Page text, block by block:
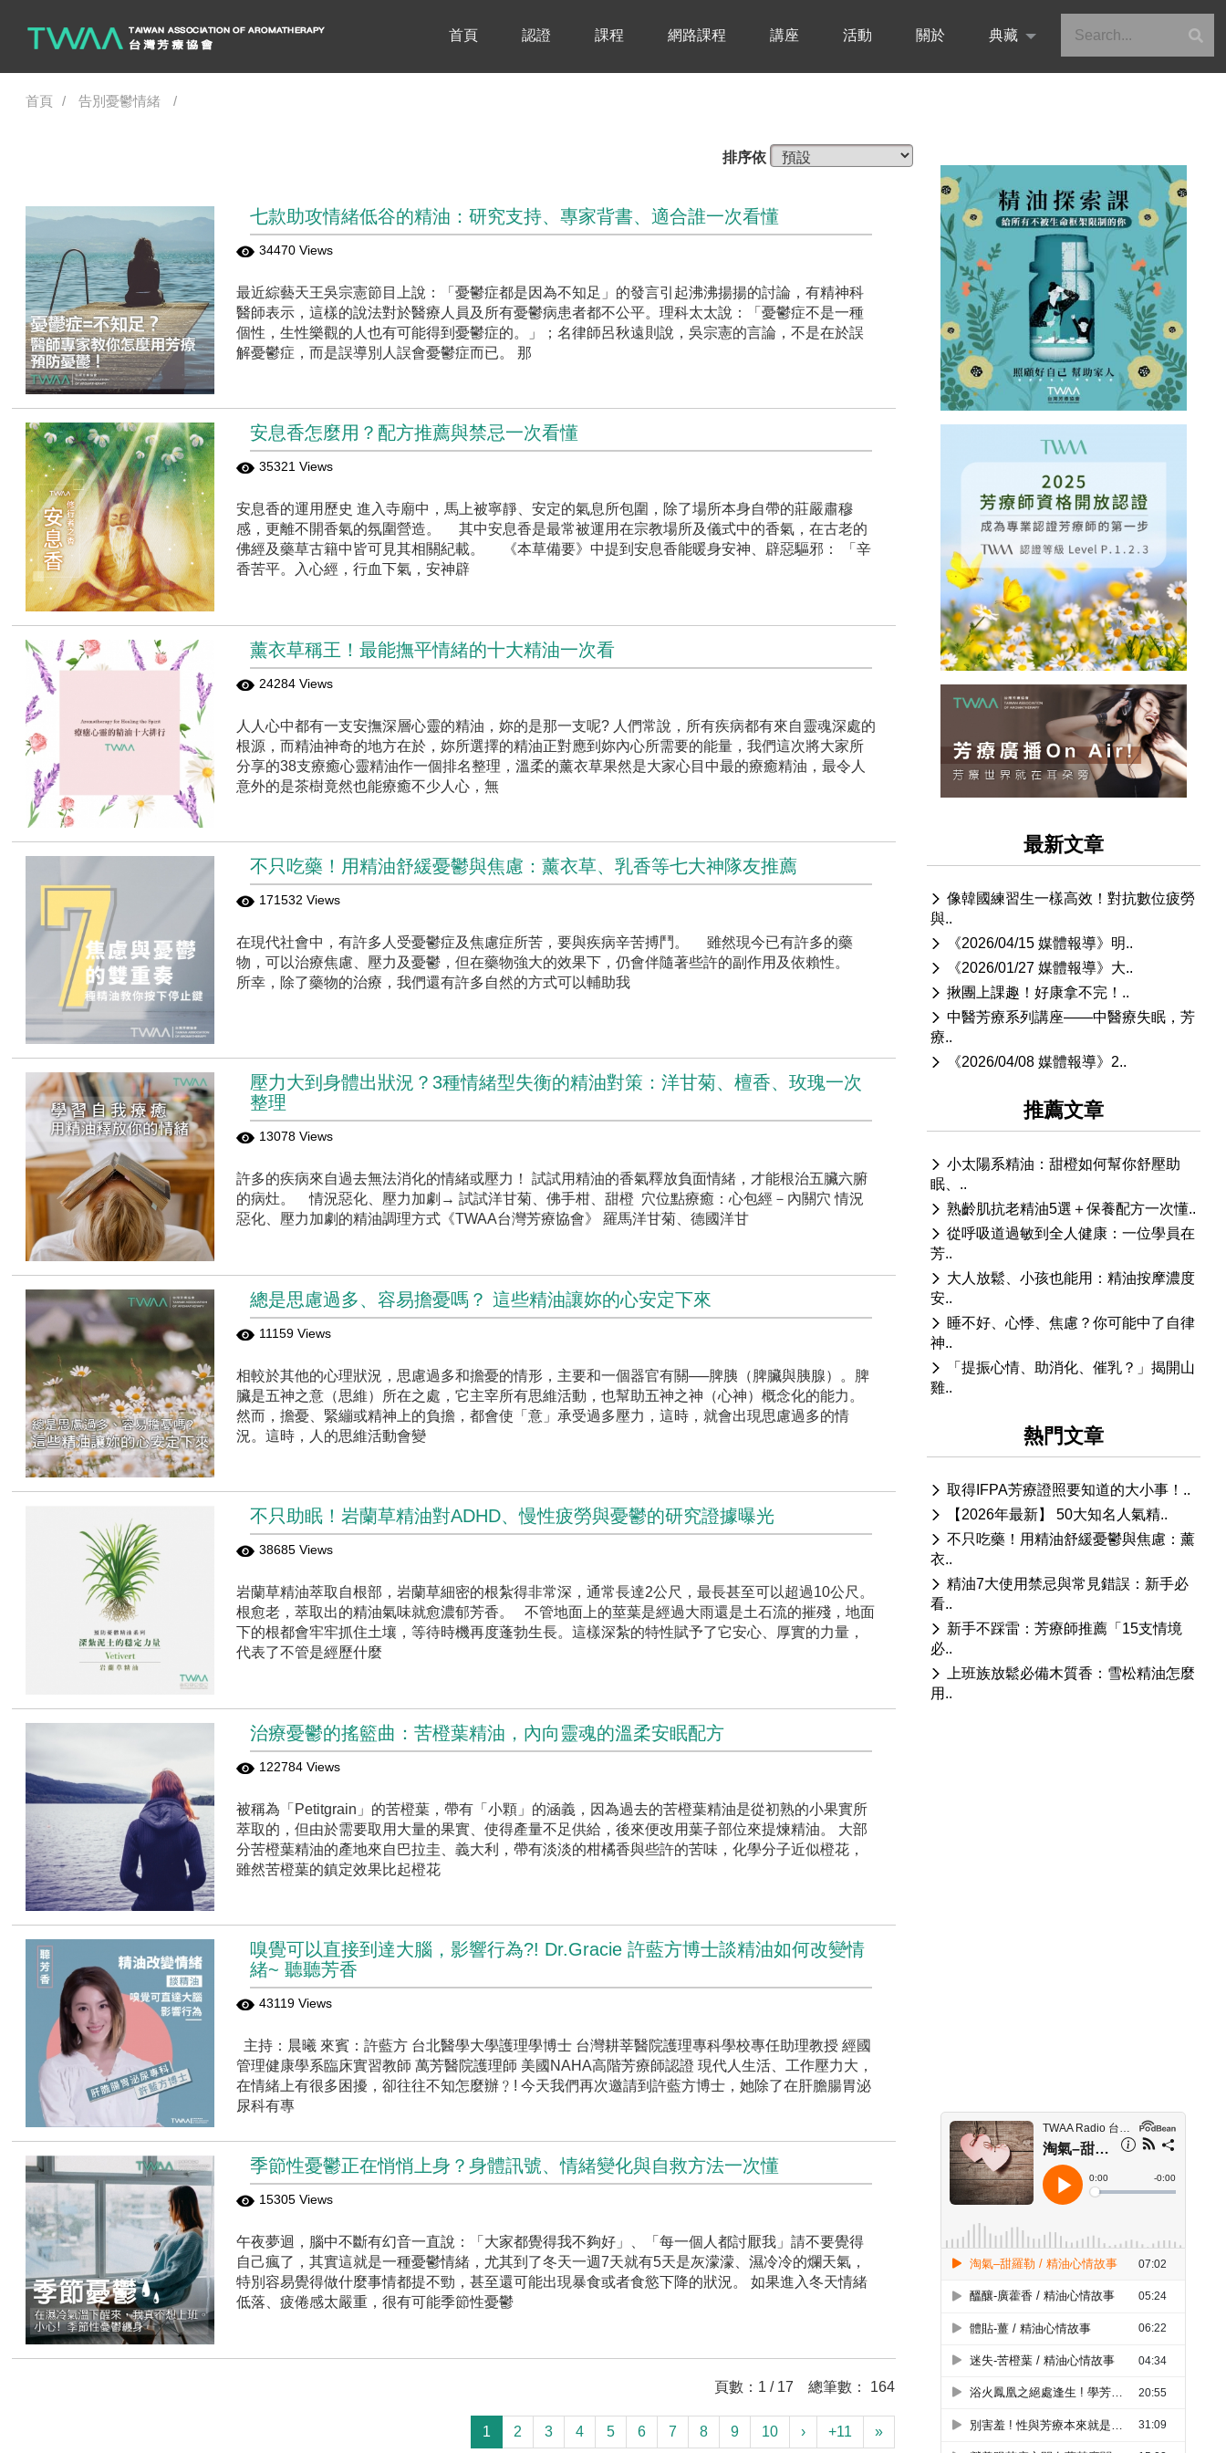
首頁 認證 課程 網路課程 講座 活動 關於 典藏
首頁 告別憂鬱情緒
排序依
七款助攻情緒低谷的精油：研究支持、專家背書、適合誰一次看懂
34470 Views
最近綜藝天王吳宗憲節目上說：「憂鬱症都是因為不知足」的發言引起沸沸揚揚的討論，有精神科
醫師表示，這樣的說法對於醫療人員及所有憂鬱病患者都不公平。理科太太說：「憂鬱症不是一種
個性，生性樂觀的人也有可能得到憂鬱症的。」；名律師呂秋遠則說，吳宗憲的言論，不是在於誤
解憂鬱症，而是誤導別人誤會憂鬱症而已。 那
安息香怎麼用？配方推薦與禁忌一次看懂
35321 Views
安息香的運用歷史 進入寺廟中，馬上被寧靜、安定的氣息所包圍，除了場所本身自帶的莊嚴肅穆
感，更離不開香氣的氛圍營造。 ⠀ 其中安息香是最常被運用在宗教場所及儀式中的香氣，在古老的
佛經及藥草古籍中皆可見其相關紀載。 ⠀ 《本草備要》中提到安息香能暖身安神、辟惡驅邪： 「辛
香苦平。入心經，行血下氣，安神辟
薰衣草稱王！最能撫平情緒的十大精油一次看
24284 Views
人人心中都有一支安撫深層心靈的精油，妳的是那一支呢? 人們常說，所有疾病都有來自靈魂深處的
根源，而精油神奇的地方在於，妳所選擇的精油正對應到妳內心所需要的能量，我們這次將大家所
分享的38支療癒心靈精油作一個排名整理，溫柔的薰衣草果然是大家心目中最的療癒精油，最令人
意外的是茶樹竟然也能療癒不少人心，無
不只吃藥！用精油舒緩憂鬱與焦慮：薰衣草、乳香等七大神隊友推薦
171532 Views
在現代社會中，有許多人受憂鬱症及焦慮症所苦，要與疾病辛苦搏鬥。 雖然現今已有許多的藥
物，可以治療焦慮、壓力及憂鬱，但在藥物強大的效果下，仍會伴隨著些許的副作用及依賴性。
所幸，除了藥物的治療，我們還有許多自然的方式可以輔助我
壓力大到身體出狀況？3種情緒型失衡的精油對策：洋甘菊、檀香、玫瑰一次
整理
13078 Views
許多的疾病來自過去無法消化的情緒或壓力！ 試試用精油的香氣釋放負面情緒，才能根治五臟六腑
的病灶。 情況惡化、壓力加劇→ 試試洋甘菊、佛手柑、甜橙 穴位點療癒：心包經－內關穴 情況
惡化、壓力加劇的精油調理方式《TWAA台灣芳療協會》 羅馬洋甘菊、德國洋甘
總是思慮過多、容易擔憂嗎？ 這些精油讓妳的心安定下來
11159 Views
相較於其他的心理狀況，思慮過多和擔憂的情形，主要和一個器官有關──脾胰（脾臟與胰腺）。脾
臟是五神之意（思維）所在之處，它主宰所有思維活動，也幫助五神之神（心神）概念化的能力。
然而，擔憂、緊繃或精神上的負擔，都會使「意」承受過多壓力，這時，就會出現思慮過多的情
況。這時，人的思維活動會變
不只助眠！岩蘭草精油對ADHD、慢性疲勞與憂鬱的研究證據曝光
38685 Views
岩蘭草精油萃取自根部，岩蘭草細密的根紮得非常深，通常長達2公尺，最長甚至可以超過10公尺。
根愈老，萃取出的精油氣味就愈濃郁芳香。 ​不管地面上的莖葉是經過大雨還是土石流的摧殘，地面
下的根都會牢牢抓住土壤，等待時機再度蓬勃生長。這樣深紮的特性賦予了它安心、厚實的力量，
代表了不管是經歷什麼
治療憂鬱的搖籃曲：苦橙葉精油，內向靈魂的溫柔安眠配方
122784 Views
被稱為「Petitgrain」的苦橙葉，帶有「小顆」的涵義，因為過去的苦橙葉精油是從初熟的小果實所
萃取的，但由於需要取用大量的果實、使得產量不足供給，後來便改用葉子部位來提煉精油。 大部
分苦橙葉精油的產地來自巴拉圭、義大利，帶有淡淡的柑橘香與些許的苦味，化學分子近似橙花，
雖然苦橙葉的鎮定效果比起橙花
嗅覺可以直接到達大腦，影響行為?! Dr.Gracie 許藍方博士談精油如何改變情
緒~ 聽聽芳香
43119 Views
主持：晨曦 來賓：許藍方 台北醫學大學護理學博士 台灣耕莘醫院護理專科學校專任助理教授 經國
管理健康學系臨床實習教師 萬芳醫院護理師 美國NAHA高階芳療師認證 現代人生活、工作壓力大，
在情緒上有很多困擾，卻往往不知怎麼辦﹖! 今天我們再次邀請到許藍方博士，她除了在肝膽腸胃泌
尿科有專
季節性憂鬱正在悄悄上身？身體訊號、情緒變化與自救方法一次懂
15305 Views
午夜夢迴，腦中不斷有幻音一直說：「大家都覺得我不夠好」、「每一個人都討厭我」請不要覺得
自己瘋了，其實這就是一種憂鬱情緒，尤其到了冬天一週7天就有5天是灰濛濛、濕冷冷的爛天氣，
特別容易覺得做什麼事情都提不勁，甚至還可能出現暴食或者食慾下降的狀況。 如果進入冬天情緒
低落、疲倦感太嚴重，很有可能季節性憂鬱
頁數：1 / 17 總筆數： 164
1 2 3 4 5 6 7 8 9 10 › +11 »
最新文章
像韓國練習生一樣高效！對抗數位疲勞
與..
《2026/04/15 媒體報導》明..
《2026/01/27 媒體報導》大..
揪團上課趣！好康拿不完！..
中醫芳療系列講座——中醫療失眠，芳
療..
《2026/04/08 媒體報導》2..
推薦文章
小太陽系精油：甜橙如何幫你舒壓助
眠、..
熟齡肌抗老精油5選＋保養配方一次懂..
從呼吸道過敏到全人健康：一位學員在
芳..
大人放鬆、小孩也能用：精油按摩濃度
安..
睡不好、心悸、焦慮？你可能中了自律
神..
「提振心情、助消化、催乳？」揭開山
雞..
熱門文章
取得IFPA芳療證照要知道的大小事！..
【2026年最新】 50大知名人氣精..
不只吃藥！用精油舒緩憂鬱與焦慮：薰
衣..
精油7大使用禁忌與常見錯誤：新手必
看..
新手不踩雷：芳療師推薦「15支情境
必..
上班族放鬆必備木質香：雪松精油怎麼
用..